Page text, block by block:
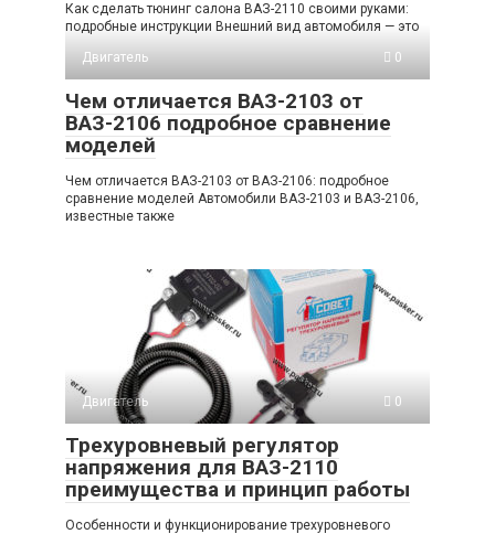
Как сделать тюнинг салона ВАЗ-2110 своими руками:
подробные инструкции Внешний вид автомобиля — это
Двигатель
0
Чем отличается ВАЗ-2103 от
ВАЗ-2106 подробное сравнение
моделей
Чем отличается ВАЗ-2103 от ВАЗ-2106: подробное
сравнение моделей Автомобили ВАЗ-2103 и ВАЗ-2106,
известные также
Двигатель 0
Трехуровневый регулятор
напряжения для ВАЗ-2110
преимущества и принцип работы
Особенности и функционирование трехуровневого